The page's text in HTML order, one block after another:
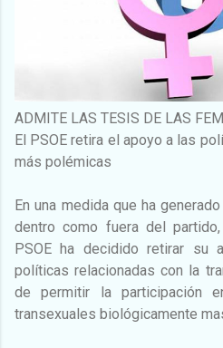
ADMITE LAS TESIS DE LAS
El PSOE retira el apoyo a las
más polémicas
En una medida que ha
dentro como fuera del
PSOE ha decidido retirar su
políticas relacionadas con la
de permitir la participación
transexuales biológicamente